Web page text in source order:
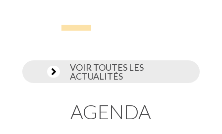

VOIR TOUTES LES
ACTUALITÉS
AGENDA